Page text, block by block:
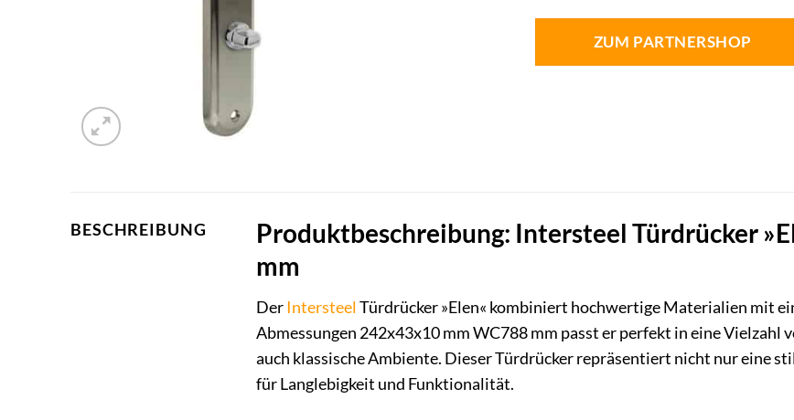
ZUM PARTNERSHOP
BESCHREIBUNG
Produktbeschreibung: Intersteel Türdrücker
mm
DerIntersteelTürdrücker »Elen« kombiniert hochwertige Materialien mit
Abmessungen 242x43x10 mm WC788 mm passt er perfekt in eine Vielzahl
auch klassische Ambiente. Dieser Türdrücker repräsentiert nicht nur eine
für Langlebigkeit und Funktionalität.